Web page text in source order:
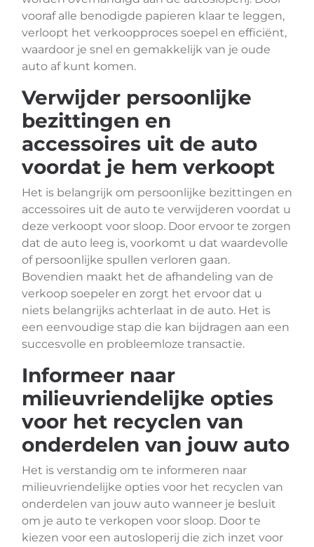
vooraf alle benodigde papieren klaar te leggen,
verloopt het verkoopproces soepel en efficiënt,
waardoor je snel en gemakkelijk van je oude
auto af kunt komen.
Verwijder persoonlijke
bezittingen en
accessoires uit de auto
voordat je hem verkoopt
Het is belangrijk om persoonlijke bezittingen en
accessoires uit de auto te verwijderen voordat u
deze verkoopt voor sloop. Door ervoor te zorgen
dat de auto leeg is, voorkomt u dat waardevolle
of persoonlijke spullen verloren gaan.
Bovendien maakt het de afhandeling van de
verkoop soepeler en zorgt het ervoor dat u
niets belangrijks achterlaat in de auto. Het is
een eenvoudige stap die kan bijdragen aan een
succesvolle en probleemloze transactie.
Informeer naar
milieuvriendelijke opties
voor het recyclen van
onderdelen van jouw auto
Het is verstandig om te informeren naar
milieuvriendelijke opties voor het recyclen van
onderdelen van jouw auto wanneer je besluit
om je auto te verkopen voor sloop. Door te
kiezen voor een autosloperij die zich inzet voor